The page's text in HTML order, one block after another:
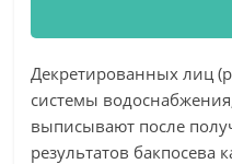
Декретированных лиц
системы
выписывают после
результатов бакпосева